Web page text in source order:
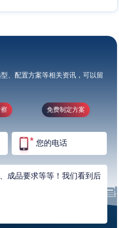
、配置方案等相关资讯，可以留
免费制定方案